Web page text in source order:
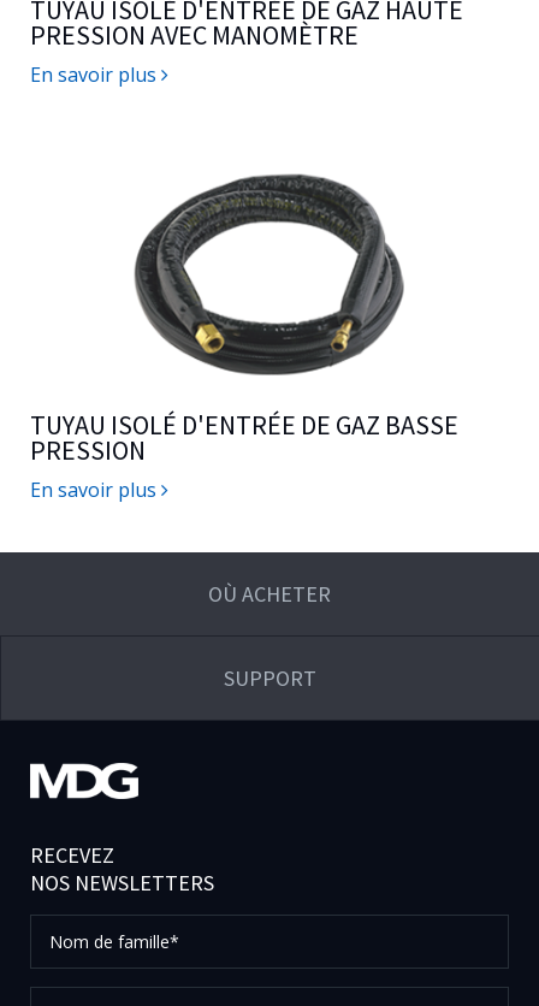
TUYAU ISOLÉ D'ENTRÉE DE GAZ HAUTE
PRESSION AVEC MANOMÈTRE
En savoir plus
TUYAU ISOLÉ D'ENTRÉE DE GAZ BASSE
PRESSION
En savoir plus
OÙ ACHETER
SUPPORT
RECEVEZ
NOS NEWSLETTERS
de
famille*